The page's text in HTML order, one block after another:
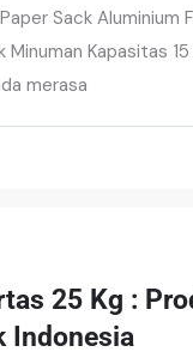
Sack Aluminium
Minuman Kapasitas
merasa
25 Kg :
Indonesia